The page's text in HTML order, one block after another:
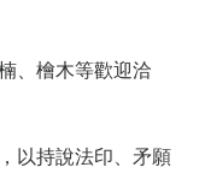
、檜木等歡迎洽
以持說法印、矛願